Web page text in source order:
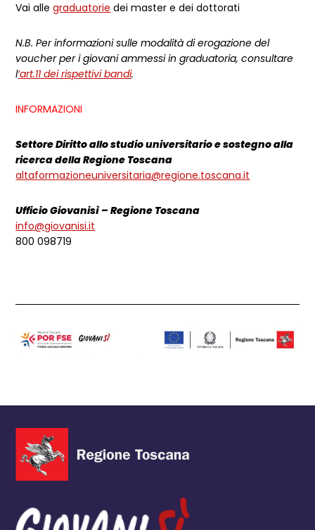
Vai allegraduatorie dei master e dei dottorati
N.B. Per informazioni sulle modalità di erogazione del
voucher per i giovani ammessi in graduatoria, consultare
l‘art.11 dei rispettivi bandi.
INFORMAZIONI
Settore Diritto allo studio universitario e sostegno alla
ricerca della Regione Toscana
altaformazioneuniversitaria@regione.toscana.it
Ufficio Giovanisì – Regione Toscana
info@giovanisi.it
800 098719